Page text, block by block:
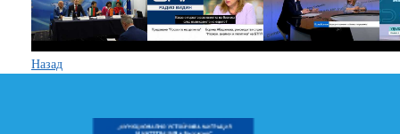
Назад